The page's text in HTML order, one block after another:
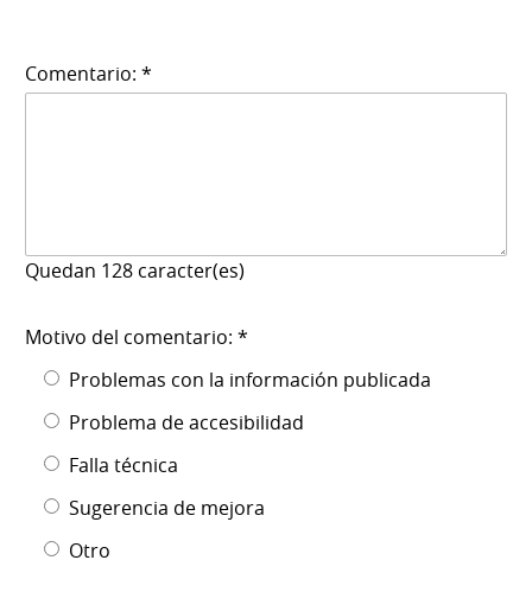
Comentario: *
Quedan 128 caracter(es)
Motivo del comentario: *
Problemas con la información publicada
Problema de accesibilidad
Falla técnica
Sugerencia de mejora
Otro